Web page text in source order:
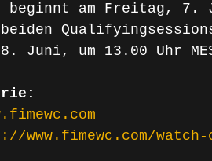
beginnt am Freitag, 7.
8. Juni, um 13.00 Uhr
www.fimewc.com/